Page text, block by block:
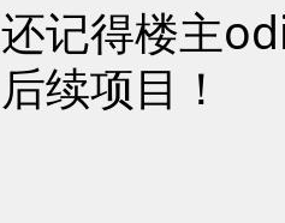
还记得楼主
后续项目！